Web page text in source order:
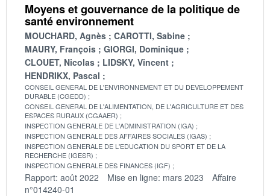
Moyens et gouvernance de la politique de
santé environnement
MOUCHARD, Agnès
CAROTTI, Sabine
MAURY, François
GIORGI, Dominique
CLOUET, Nicolas
LIDSKY, Vincent
HENDRIKX, Pascal
CONSEIL GENERAL DE L'ENVIRONNEMENT ET DU DEVELOPPEMENT
DURABLE (CGEDD)
CONSEIL GENERAL DE L'ALIMENTATION, DE L'AGRICULTURE ET DES
ESPACES RURAUX (CGAAER)
INSPECTION GENERALE DE L'ADMINISTRATION (IGA)
INSPECTION GENERALE DES AFFAIRES SOCIALES (IGAS)
INSPECTION GENERALE DE L'EDUCATION DU SPORT ET DE LA
RECHERCHE (IGESR)
INSPECTION GENERALE DES FINANCES (IGF)
Rapport: août 2022 Mise en ligne: mars 2023
Affaire
n°014240-01